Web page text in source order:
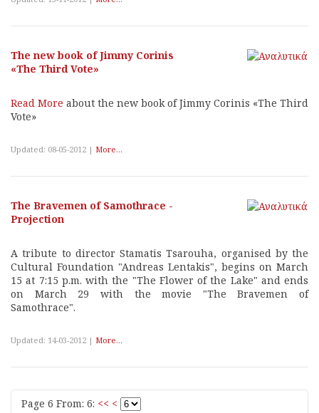
The new book of Jimmy Corinis
«The Third Vote»
Read More about the new book of Jimmy Corinis «The Third
Vote»
Updated: 08-05-2012 | More...
The Bravemen of Samothrace -
Projection
A tribute to director Stamatis Tsarouha, organised by the
Cultural Foundation "Andreas Lentakis", begins on March
15 at 7:15 p.m. with the "The Flower of the Lake" and ends
on March 29 with the movie "The Bravemen of
Samothrace".
Updated: 14-03-2012 | More...
Page 6 From: 6: << <